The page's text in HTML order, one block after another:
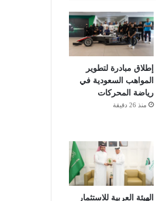
إطلاق مبادرة لتطوير
المواهب السعودية في
رياضة المحركات
منذ 26 دقيقة
الهيئة العربية للاستثمار